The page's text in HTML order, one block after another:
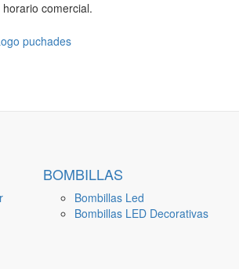
comercial.
BOMBILLAS
Bombillas Led
Bombillas LED Decorativas